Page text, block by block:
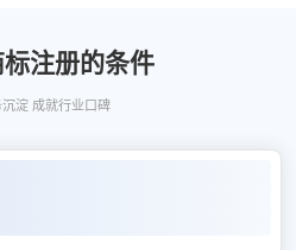
注册的条件
沉淀 成就行业口碑